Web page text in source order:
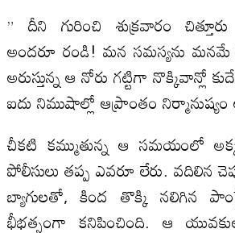
” దీని గురించి శుక్రవారం
అందరూ రండి! మన సమస్యను మనమే
అరుస్తున్న ఆ నోరు గట్టిగా నొక్కివాన్లో
ఐదు నిముషాల్లో ఆప్రాంతం
చీకటి కమ్ముతున్న ఆ సమయంలో
పోలీసులు తప్ప ఎవరూ లేరు. వదిలిన
బ్యాగులతో, కింద తొక్కి నలిగిన
భీభత్సంగా కనిపించింది. ఆ